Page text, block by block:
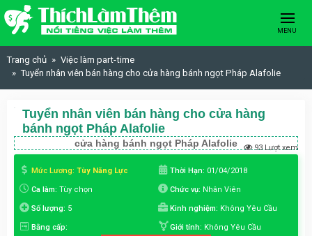
Skip to content
MENU
Trang chủ
Việc làm part-time
Tuyển nhân viên bán hàng cho cửa hàng bánh ngọt Pháp Alafolie
Tuyển nhân viên bán hàng cho cửa hàng
bánh ngọt Pháp Alafolie
cửa hàng bánh ngọt Pháp Alafolie 93 Lượt xem
Mức Lương: Tùy Năng Lực Thời Hạn: 01/04/2018
Ca làm: Tùy chọn Chức vụ: Nhân Viên
Số lượng: 5 Kinh nghiệm: Không Yêu Cầu
Bằng cấp: Giới tính: Không Yêu Cầu